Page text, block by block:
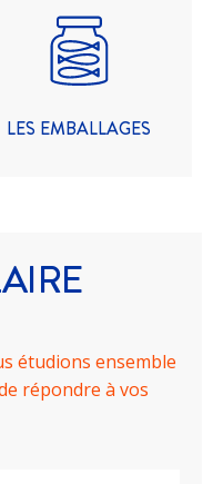
LES EMBALLAGES
des emballages adaptés
à vos besoins et
processus de
conditionnement.
étudions ensemble
répondre à vos